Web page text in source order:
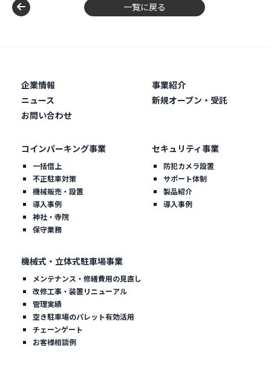
一覧に戻る
企業情報
事業紹介
ニュース
新規オープン・受託
お問い合わせ
コインパーキング事業
一括借上
不正駐車対策
機械販売・設置
導入事例
神社・寺院
保守業務
セキュリティ事業
防犯カメラ設置
サポート体制
製品紹介
導入事例
機械式・立体式駐車場事業
メンテナンス・修繕費用の見直し
改修工事・装置リニューアル
管理実績
空き駐車場のパレット有効活用
チェーンゲート
お客様相談例